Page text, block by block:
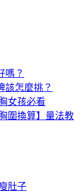
嗎？
該怎麼挑？
女孩必看
圍換算】量法教
肚子